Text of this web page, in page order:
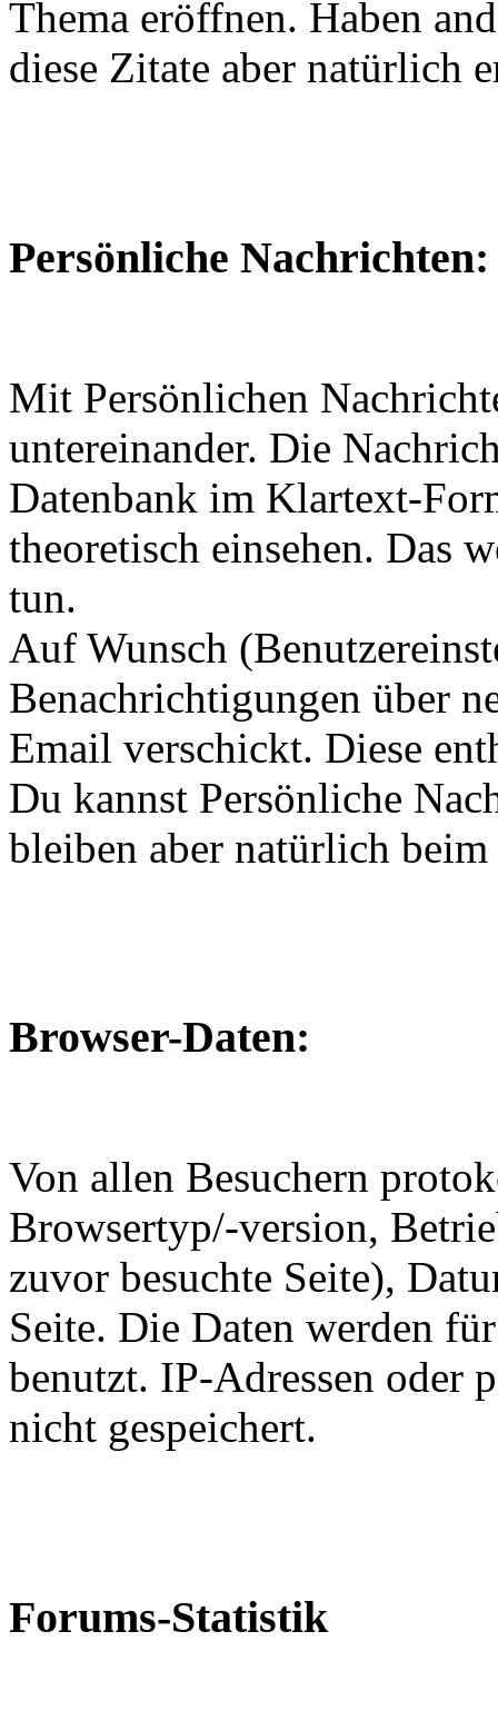
Thema eröffnen. Haben
diese Zitate aber natürlich
Persönliche Nachrichten:
Mit Persönlichen
untereinander. Die
Datenbank im Klartext-
theoretisch einsehen. Das
tun.
Auf Wunsch
Benachrichtigungen über
Email verschickt. Diese
Du kannst Persönliche
bleiben aber natürlich
Browser-Daten:
Von allen Besuchern
Browsertyp/-version,
zuvor besuchte Seite),
Seite. Die Daten werden
benutzt. IP-Adressen oder
nicht gespeichert.
Forums-Statistik